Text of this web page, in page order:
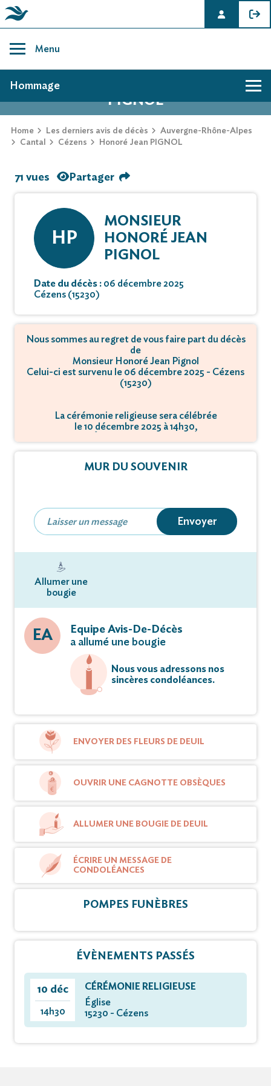
content
Menu
AVIS DE DÉCÈS DE HONORÉ JEAN
PIGNOL
Home Les derniers avis de décès
Auvergne-Rhône-Alpes
Cantal
Cézens Honoré Jean PIGNOL
Hommage
71 vues Partager
HP
MONSIEUR
HONORÉ JEAN
PIGNOL
Date du décès : 06 décembre 2025
Cézens (15230)
Nous sommes au regret de vous faire part du décès
de
Monsieur Honoré Jean Pignol
Celui-ci est survenu le 06 décembre 2025 - Cézens
(15230)
La cérémonie religieuse sera célébrée
le 10 décembre 2025 à 14h30,
MUR DU SOUVENIR
Envoyer
Allumer une
bougie
EA
Equipe Avis-De-Décès
a allumé une bougie
Nous vous adressons nos
sincères condoléances.
ENVOYER DES FLEURS DE DEUIL
OUVRIR UNE CAGNOTTE OBSÈQUES
ALLUMER UNE BOUGIE DE DEUIL
ÉCRIRE UN MESSAGE DE
CONDOLÉANCES
POMPES FUNÈBRES
ÉVÈNEMENTS PASSÉS
10 déc
14h30
CÉRÉMONIE RELIGIEUSE
Église
15230 - Cézens